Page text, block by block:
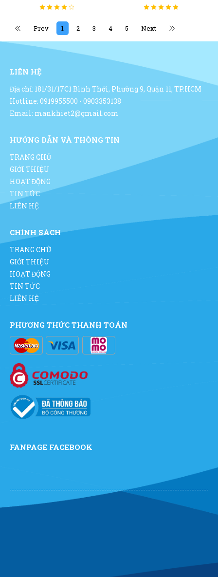
Prev 1 2 3 4 5 Next
LIÊN HỆ
Địa chỉ: 181/31/17C1 Bình Thới, Phường 9, Quận 11, TP.HCM
Hotline: 0919955500 - 0903353138
Email: mankhiet2@gmail.com
HƯỚNG DẪN VÀ THÔNG TIN
TRANG CHỦ
GIỚI THIỆU
HOẠT ĐỘNG
TIN TỨC
LIÊN HỆ
CHÍNH SÁCH
TRANG CHỦ
GIỚI THIỆU
HOẠT ĐỘNG
TIN TỨC
LIÊN HỆ
PHƯƠNG THỨC THANH TOÁN
FANPAGE FACEBOOK